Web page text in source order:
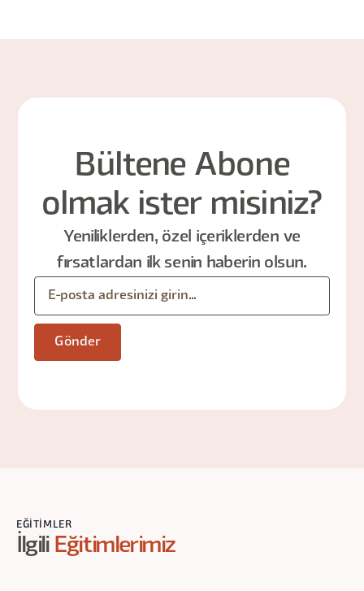
Bültene Abone
olmak ister misiniz?
Yeniliklerden, özel içeriklerden ve
fırsatlardan ilk senin haberin olsun.
EĞITIMLER
İlgili Eğitimlerimiz